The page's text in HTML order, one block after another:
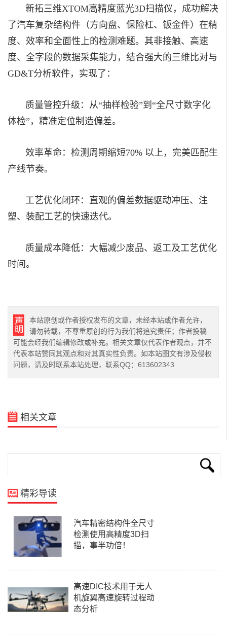
新拓三维XTOM高精度蓝光3D扫描仪，成功解决
了汽车复杂结构件（方向盘、保险杠、钣金件）在精
度、效率和全面性上的检测难题。其非接触、高速
度、全字段的数据采集能力，结合强大的三维比对与
GD&T分析软件，实现了：
质量管控升级：从“抽样检验”到“全尺寸数字化
体检”，精准定位制造偏差。
效率革命：检测周期缩短70% 以上，完美匹配生
产线节奏。
工艺优化闭环：直观的偏差数据驱动冲压、注
塑、装配工艺的快速迭代。
质量成本降低：大幅减少废品、返工及工艺优化
时间。
本站原创或作者授权发布的文章，未经本站或作者允许，
请勿转载，不尊重原创的行为我们将追究责任；作者投稿
可能会经我们编辑修改或补充。相关文章仅代表作者观点，并不
代表本站赞同其观点和对其真实性负责。如本站图文有涉及侵权
问题，请及时联系本站处理，联系QQ：613602343
相关文章
精彩导读
汽车精密结构件全尺寸
检测使用高精度3D扫
描，事半功倍！
高速DIC技术用于无人
机旋翼高速旋转过程动
态分析